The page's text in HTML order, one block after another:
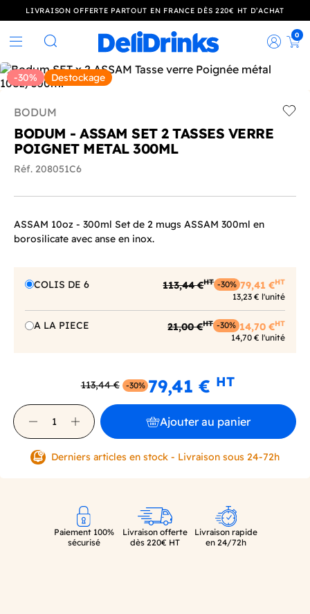
LIVRAISON OFFERTE PARTOUT EN FRANCE DÈS 220€ HT D’ACHAT
Rechercher
0
-30% Destockage
BODUM
BODUM - ASSAM SET 2 TASSES VERRE
POIGNET METAL 300ML
Réf. 208051C6
ASSAM 10oz - 300ml Set de 2 mugs ASSAM 300ml en
borosilicate avec anse en inox.
COLIS DE 6 113,44 €HT -30% 79,41 €HT
13,23 € l'unité
A LA PIECE 21,00 €HT -30% 14,70 €HT
14,70 € l'unité
113,44 € -30% 79,41 € HT
Ajouter au panier
Derniers articles en stock - Livraison sous 24-72h
Paiement 100%
sécurisé
Livraison offerte
dès 220€ HT
Livraison rapide
en 24/72h